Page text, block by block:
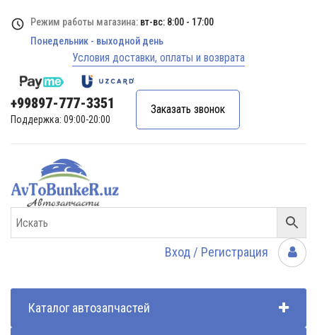
Режим работы магазина: вт-вс: 8:00 - 17:00
Понедельник - выходной день
Условия доставки, оплаты и возврата
+99897-777-3351
Поддержка: 09:00-20:00
Заказать звонок
Вход / Регистрация
Каталог автозапчастей